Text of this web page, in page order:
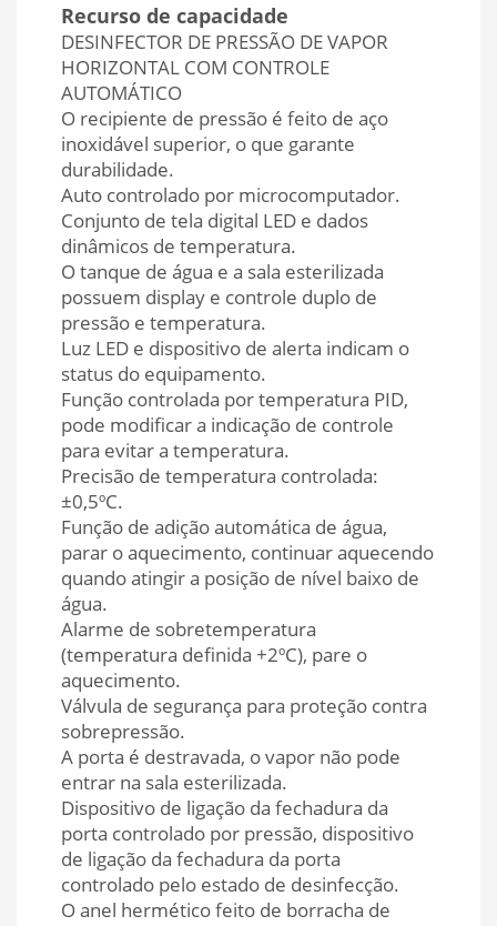
Recurso de capacidade
DESINFECTOR DE PRESSÃO DE VAPOR
HORIZONTAL COM CONTROLE
AUTOMÁTICO
O recipiente de pressão é feito de aço
inoxidável superior, o que garante
durabilidade.
Auto controlado por microcomputador.
Conjunto de tela digital LED e dados
dinâmicos de temperatura.
O tanque de água e a sala esterilizada
possuem display e controle duplo de
pressão e temperatura.
Luz LED e dispositivo de alerta indicam o
status do equipamento.
Função controlada por temperatura PID,
pode modificar a indicação de controle
para evitar a temperatura.
Precisão de temperatura controlada:
±0,5ºC.
Função de adição automática de água,
parar o aquecimento, continuar aquecendo
quando atingir a posição de nível baixo de
água.
Alarme de sobretemperatura
(temperatura definida +2ºC), pare o
aquecimento.
Válvula de segurança para proteção contra
sobrepressão.
A porta é destravada, o vapor não pode
entrar na sala esterilizada.
Dispositivo de ligação da fechadura da
porta controlado por pressão, dispositivo
de ligação da fechadura da porta
controlado pelo estado de desinfecção.
O anel hermético feito de borracha de